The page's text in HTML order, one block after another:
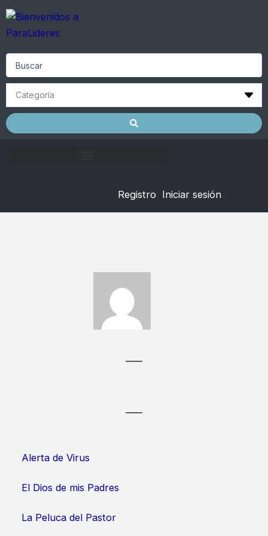
Skip
content
Registro Iniciar sesión
Alerta de Virus
El Dios de mis Padres
La Peluca del Pastor